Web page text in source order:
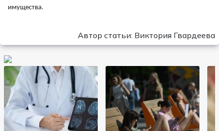
имущества.
Автор статьи: Виктория Гвардеева